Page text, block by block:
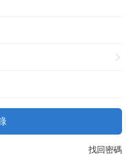
找回密碼